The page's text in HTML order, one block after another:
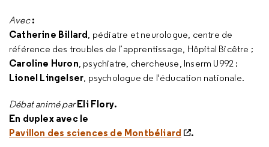
Avec:
Catherine Billard, pédiatre et neurologue, centre de
référence des troubles de l’apprentissage, Hôpital Bicêtre ;
Caroline Huron, psychiatre, chercheuse, Inserm U992 ;
Lionel Lingelser, psychologue de l'éducation nationale.
Débat animé par Eli Flory.
En duplex avec le
Pavillon des sciences de Montbéliard
.